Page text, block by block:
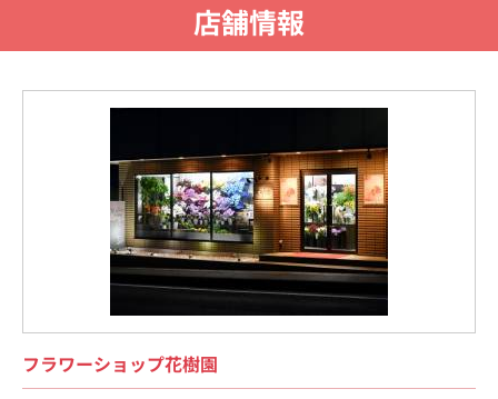
店舗情報
フラワーショップ花樹園